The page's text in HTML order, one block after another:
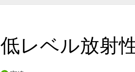
低レベル放射